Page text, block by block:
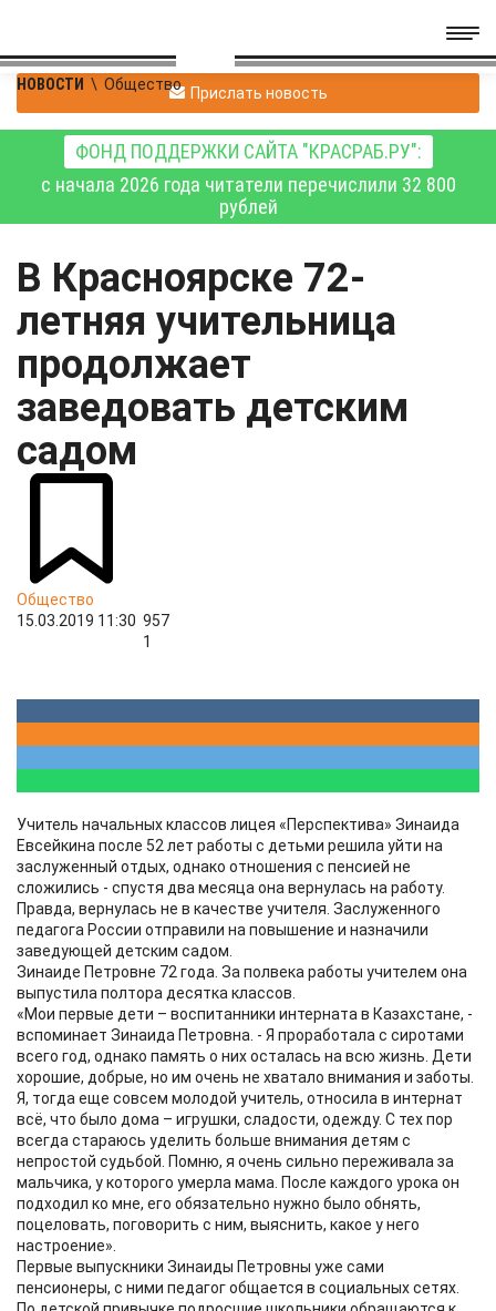
НОВОСТИ \ Общество Прислать новость
ФОНД ПОДДЕРЖКИ САЙТА "КРАСРАБ.РУ":
с начала 2026 года читатели перечислили 32 800
рублей
В Красноярске 72-
летняя учительница
продолжает
заведовать детским
садом
Общество
15.03.2019 11:30 957
1
​​Учитель начальных классов лицея «Перспектива» Зинаида
Евсейкина после 52 лет работы с детьми решила уйти на
заслуженный отдых, однако отношения с пенсией не
сложились - спустя два месяца она вернулась на работу.
Правда, вернулась не в качестве учителя. Заслуженного
педагога России отправили на повышение и назначили
заведующей детским садом.
Зинаиде Петровне 72 года. За полвека работы учителем она
выпустила полтора десятка классов.
«Мои первые дети – воспитанники интерната в Казахстане, -
вспоминает Зинаида Петровна. - Я проработала с сиротами
всего год, однако память о них осталась на всю жизнь. Дети
хорошие, добрые, но им очень не хватало внимания и заботы.
Я, тогда еще совсем молодой учитель, относила в интернат
всё, что было дома – игрушки, сладости, одежду. С тех пор
всегда стараюсь уделить больше внимания детям с
непростой судьбой. Помню, я очень сильно переживала за
мальчика, у которого умерла мама. После каждого урока он
подходил ко мне, его обязательно нужно было обнять,
поцеловать, поговорить с ним, выяснить, какое у него
настроение».
Первые выпускники Зинаиды Петровны уже сами
пенсионеры, с ними педагог общается в социальных сетях.